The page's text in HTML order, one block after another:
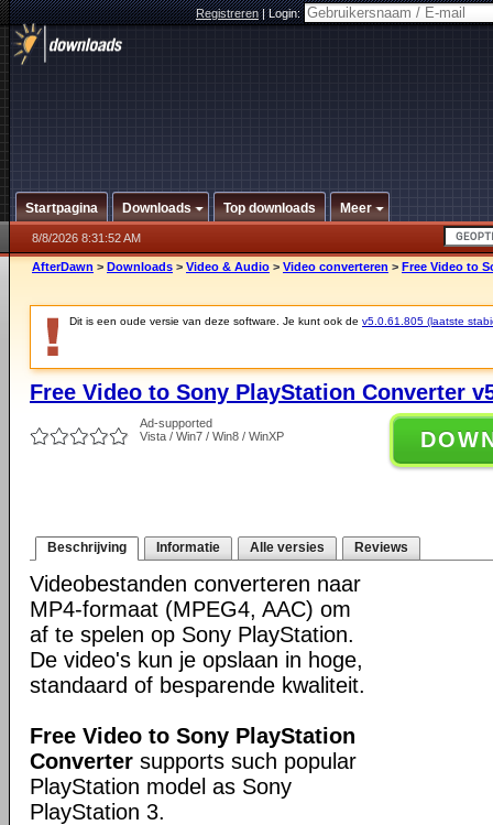
Registreren|Login:
Startpagina Downloads Top downloads Meer
8/8/2026 8:31:52 AM
AfterDawn > Downloads > Video & Audio > Video converteren > Free Video to
Dit is een oude versie van deze software. Je kunt ook de v5.0.61.805 (laatste
Free Video to Sony PlayStation Converter
Ad-supported
Vista / Win7 / Win8 / WinXP
Beschrijving Informatie Alle versies Reviews
Videobestanden converteren naar
MP4-formaat (MPEG4, AAC) om
af te spelen op Sony PlayStation.
De video's kun je opslaan in hoge,
standaard of besparende kwaliteit.
Free Video to Sony PlayStation
Converter supports such popular
PlayStation model as Sony
PlayStation 3.